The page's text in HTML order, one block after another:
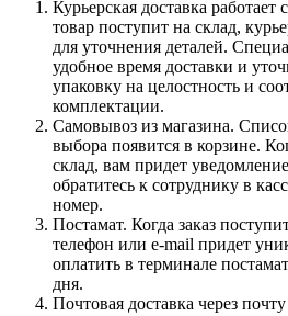
Курьерская доставка работает
товар поступит на склад,
для уточнения деталей.
удобное время доставки и
упаковку на целостность и
комплектации.
Самовывоз из магазина.
выбора появится в корзине.
склад, вам придет
обратитесь к сотруднику в
номер.
Постамат. Когда заказ
телефон или e-mail придет
оплатить в терминале
дня.
Почтовая доставка через